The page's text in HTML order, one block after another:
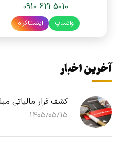
0910 621 5010
واتساپ اینستاگرام
آخرین اخبار
کشف فرار مالیاتی
1405/05/15